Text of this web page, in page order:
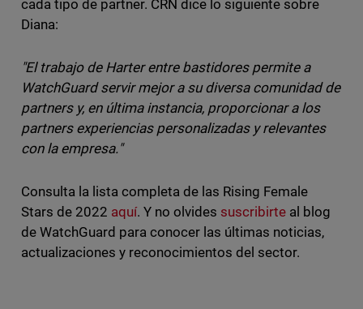
cada tipo de partner. CRN dice lo siguiente sobre
Diana:
"El trabajo de Harter entre bastidores permite a
WatchGuard servir mejor a su diversa comunidad de
partners y, en última instancia, proporcionar a los
partners experiencias personalizadas y relevantes
con la empresa."
Consulta la lista completa de las Rising Female
Stars de 2022 aquí. Y no olvides suscribirte al blog
de WatchGuard para conocer las últimas noticias,
actualizaciones y reconocimientos del sector.